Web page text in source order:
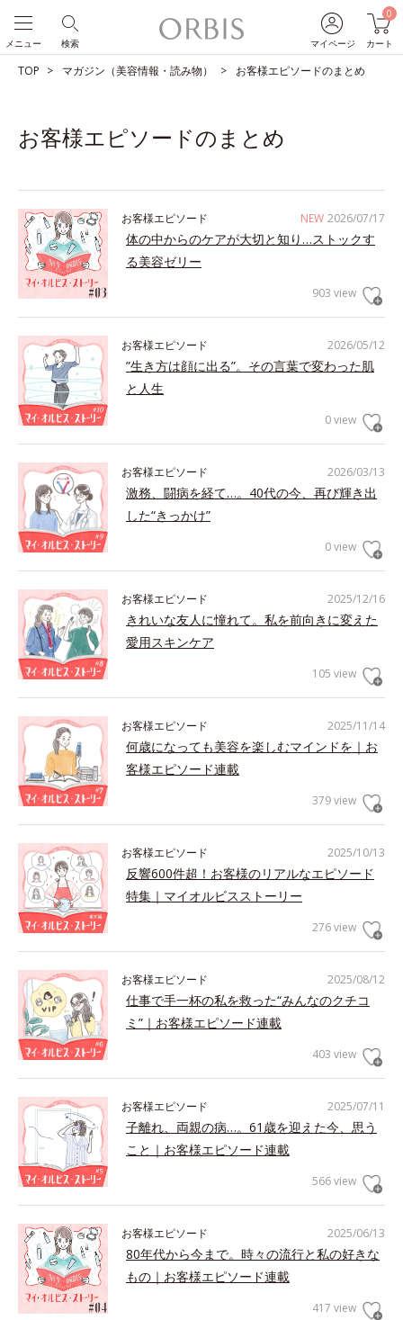
マイページ
0
カート
検索
メニュー
TOP マガジン（美容情報・読み物） お客様エピソードのまとめ
お客様エピソードのまとめ
NEW 2026/07/17
お客様エピソード
体の中からのケアが大切と知り…ストックす
る美容ゼリー
903 view
2026/05/12
お客様エピソード
”生き方は顔に出る”。その言葉で変わった肌
と人生
0 view
2026/03/13
お客様エピソード
激務、闘病を経て…。40代の今、再び輝き出
した“きっかけ”
0 view
2025/12/16
お客様エピソード
きれいな友人に憧れて。私を前向きに変えた
愛用スキンケア
105 view
2025/11/14
お客様エピソード
何歳になっても美容を楽しむマインドを｜お
客様エピソード連載
379 view
2025/10/13
お客様エピソード
反響600件超！お客様のリアルなエピソード
特集｜マイオルビスストーリー
276 view
2025/08/12
お客様エピソード
仕事で手一杯の私を救った“みんなのクチコ
ミ”｜お客様エピソード連載
403 view
2025/07/11
お客様エピソード
子離れ、両親の病…。61歳を迎えた今、思う
こと｜お客様エピソード連載
566 view
2025/06/13
お客様エピソード
80年代から今まで。時々の流行と私の好きな
もの｜お客様エピソード連載
417 view